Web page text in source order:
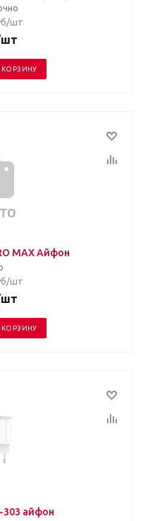
шт
КОРЗИНУ
MAX Айфон
шт
КОРЗИНУ
303 айфон